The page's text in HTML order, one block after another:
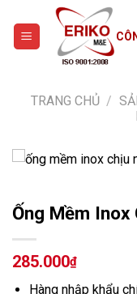
content
TRANG CHỦ /
Ống Mềm Inox
285.000₫
Hàng nhập khẩu